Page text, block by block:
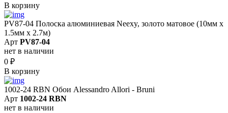
В корзину
PV87-04 Полоска алюминиевая Neexy, золото матовое (10мм х
1.5мм х 2.7м)
Арт PV87-04
нет в наличии
0 ₽
В корзину
1002-24 RBN Обои Alessandro Allori - Bruni
Арт 1002-24 RBN
нет в наличии